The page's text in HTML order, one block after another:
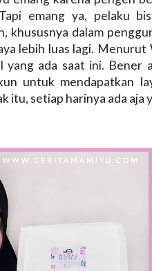
emang ya, pelaku
khususnya dalam
lebih luas lagi. Menurut
ada saat ini. Bener
untuk mendapatkan
itu, setiap harinya ada aja